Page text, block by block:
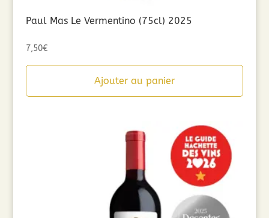
Paul Mas Le Vermentino (75cl) 2025
7,50€
Ajouter au panier